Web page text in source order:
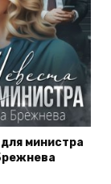
министра